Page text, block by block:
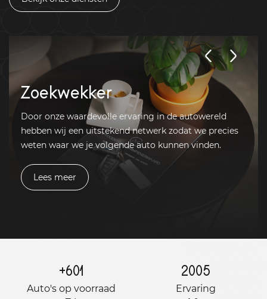
Zoekwekker
Door onze waardevolle ervaring in de autowereld
hebben wij een uitstekend netwerk zodat we precies
weten waar we je volgende auto kunnen vinden.
Lees meer
+601
Auto's op voorraad
2005
Ervaring